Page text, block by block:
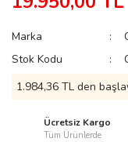
Marka
Stok Kodu
1.984,36 TL den
Ücretsiz Kargo
Tüm Ürünlerde